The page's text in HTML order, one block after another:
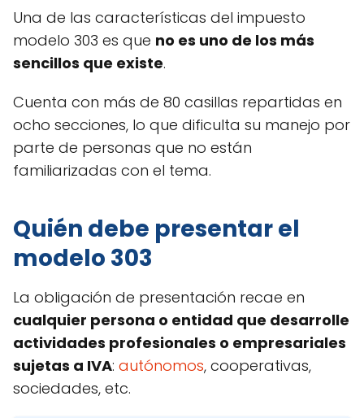
Una de las características del impuesto
modelo 303 es que no es uno de los más
sencillos que existe.
Cuenta con más de 80 casillas repartidas en
ocho secciones, lo que dificulta su manejo por
parte de personas que no están
familiarizadas con el tema.
Quién debe presentar el
modelo 303
La obligación de presentación recae en
cualquier persona o entidad que desarrolle
actividades profesionales o empresariales
sujetas a IVA: autónomos, cooperativas,
sociedades, etc.